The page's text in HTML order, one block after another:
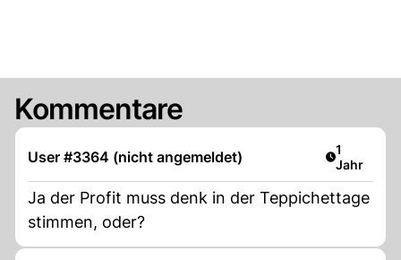
Kommentare
User #3364 (nicht angemeldet) Artikel
1
Jahr
Ja der Profit muss denk in der Teppichettage
stimmen, oder?